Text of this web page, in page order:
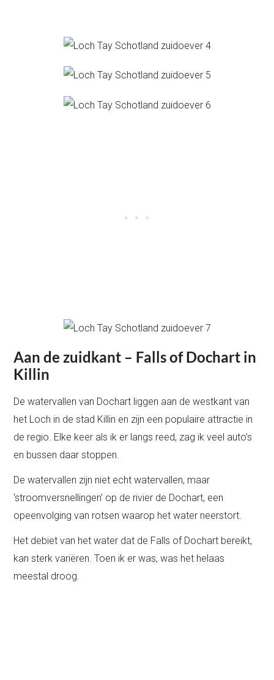
Aan de zuidkant – Falls of Dochart in
Killin
De watervallen van Dochart liggen aan de westkant van
het Loch in de stad Killin en zijn een populaire attractie in
de regio. Elke keer als ik er langs reed, zag ik veel auto’s
en bussen daar stoppen.
De watervallen zijn niet echt watervallen, maar
‘stroomversnellingen’ op de rivier de Dochart, een
opeenvolging van rotsen waarop het water neerstort.
Het debiet van het water dat de Falls of Dochart bereikt,
kan sterk variëren. Toen ik er was, was het helaas
meestal droog.